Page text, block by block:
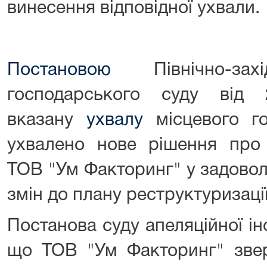
винесення відповідної ухвали.
Постановою Північно-
господарського суду від
вказану ухвалумісцевого
ухвалено нове рішення про
ТОВ "Ум Факторинг" у
змін до плану
Постанова суду апеляційної
що ТОВ "Ум Факторинг"